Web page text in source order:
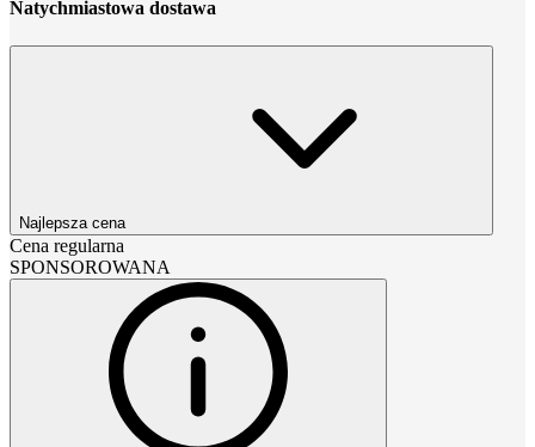
Natychmiastowa dostawa
Najlepsza cena
Cena regularna
SPONSOROWANA